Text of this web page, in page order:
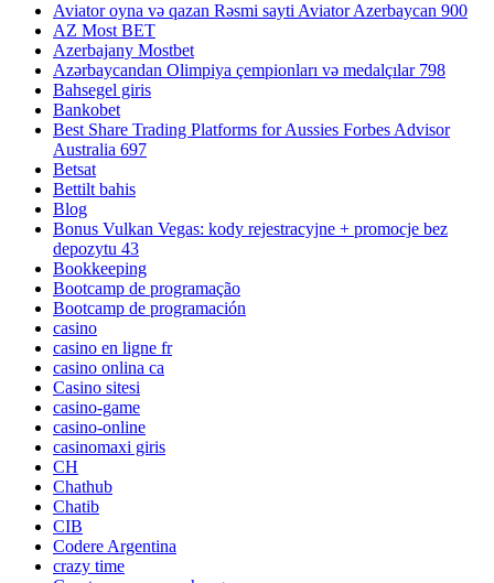
Aviator oyna və qazan Rəsmi sayti Aviator Azerbaycan 900
AZ Most BET
Azerbajany Mostbet
Azərbaycandan Olimpiya çempionları və medalçılar 798
Bahsegel giris
Bankobet
Best Share Trading Platforms for Aussies Forbes Advisor
Australia 697
Betsat
Bettilt bahis
Blog
Bonus Vulkan Vegas: kody rejestracyjne + promocje bez
depozytu 43
Bookkeeping
Bootcamp de programação
Bootcamp de programación
casino
casino en ligne fr
casino onlina ca
Casino sitesi
casino-game
casino-online
casinomaxi giris
CH
Chathub
Chatib
CIB
Codere Argentina
crazy time